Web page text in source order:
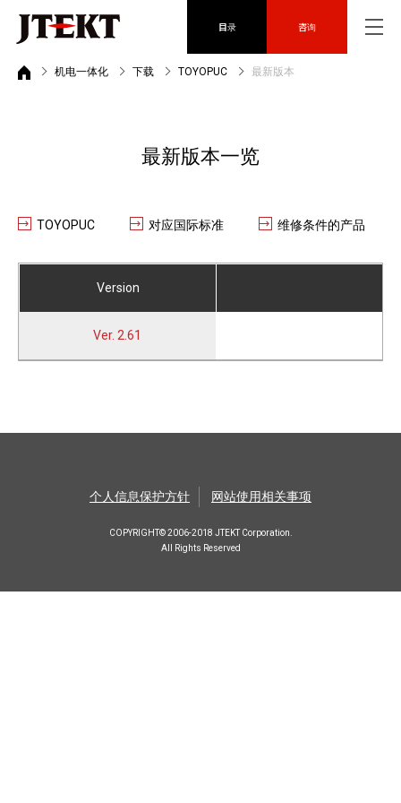
目录 咨询
机电一体化 下载 TOYOPUC 最新版本
最新版本一览
TOYOPUC 对应国际标准 维修条件的产品
Version
Ver. 2.61
个人信息保护方针 网站使用相关事项
COPYRIGHT© 2006-2018 JTEKT Corporation.
All Rights Reserved